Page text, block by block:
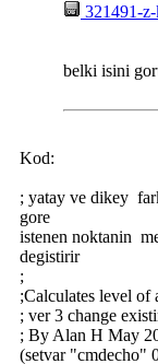
321491-
belki isini
Kod:
; yatay ve dikey
gore
istenen noktanin
degistirir
;
;Calculates level of
; ver 3 change
; By Alan H May
(setvar "cmdecho"